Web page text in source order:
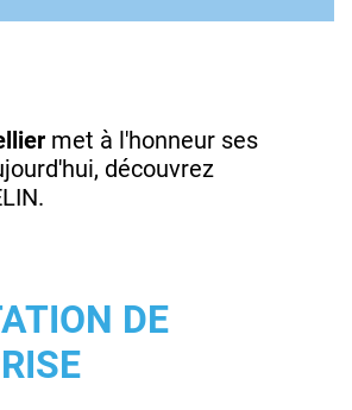
met à l'honneur ses
découvrez
DE